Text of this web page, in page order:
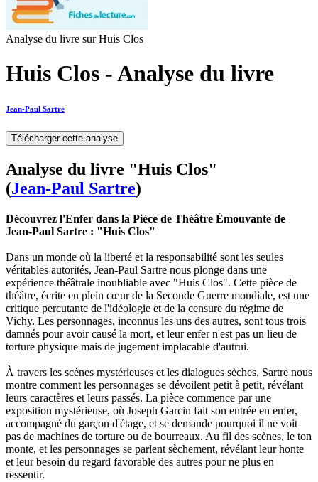
Analyse du livre sur Huis Clos
Huis Clos - Analyse du livre
Jean-Paul Sartre
Télécharger cette analyse
Analyse du livre "Huis Clos"
(Jean-Paul Sartre)
Découvrez l'Enfer dans la Pièce de Théâtre Émouvante de
Jean-Paul Sartre : "Huis Clos"
Dans un monde où la liberté et la responsabilité sont les seules
véritables autorités, Jean-Paul Sartre nous plonge dans une
expérience théâtrale inoubliable avec "Huis Clos". Cette pièce de
théâtre, écrite en plein cœur de la Seconde Guerre mondiale, est une
critique percutante de l'idéologie et de la censure du régime de
Vichy. Les personnages, inconnus les uns des autres, sont tous trois
damnés pour avoir causé la mort, et leur enfer n'est pas un lieu de
torture physique mais de jugement implacable d'autrui.
À travers les scènes mystérieuses et les dialogues sèches, Sartre nous
montre comment les personnages se dévoilent petit à petit, révélant
leurs caractères et leurs passés. La pièce commence par une
exposition mystérieuse, où Joseph Garcin fait son entrée en enfer,
accompagné du garçon d'étage, et se demande pourquoi il ne voit
pas de machines de torture ou de bourreaux. Au fil des scènes, le ton
monte, et les personnages se parlent sèchement, révélant leur honte
et leur besoin du regard favorable des autres pour ne plus en
ressentir.